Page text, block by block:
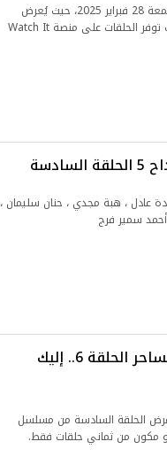
بدأ عرض مسلسل ولاد الشمس يوم الجمعة 28 فبراير 2025، حيث يُعرض
حصريًا على قناتي ON وCBC، إلى جانب توفر الحلقات على منصة Watch It
عادل ، هبة مجدي ، حنان سليمان ،
سمير فرج
موعد عرض مسلسل فقرة الساحر الحلقة 6.. إليك
عرض الحلقة السادسة من مسلسل
مكون من ثماني حلقات فقط.